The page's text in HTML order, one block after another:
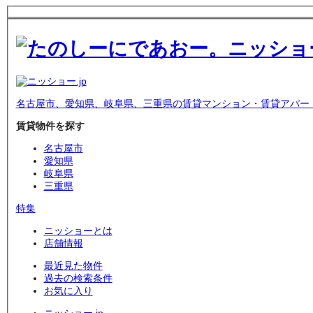
名古屋市、愛知県、岐阜県、三重県の賃貸マンション・賃貸アパー
賃貸物件を探す
名古屋市
愛知県
岐阜県
三重県
特集
ニッショーとは
店舗情報
最近見た物件
過去の検索条件
お気に入り